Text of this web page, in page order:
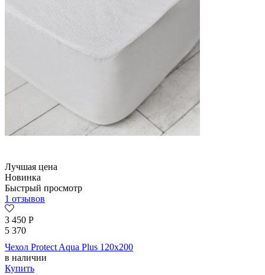
Лучшая цена
Новинка
Быстрый просмотр
1 отзывов
3 450 Р
5 370
Чехол Protect Aqua Plus 120х200
в наличии
Купить